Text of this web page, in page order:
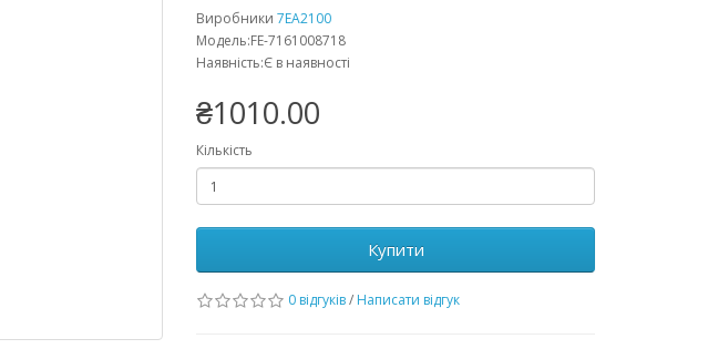
Виробники 7EA2100
Модель:FE-7161008718
Наявність:Є в наявності
₴1010.00
Кількість
Купити
0 відгуків/ Написати відгук